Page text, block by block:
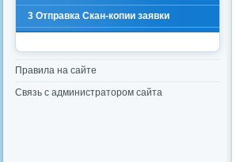
3 Отправка Скан-копии заявки
Правила на сайте
Связь с администратором сайта